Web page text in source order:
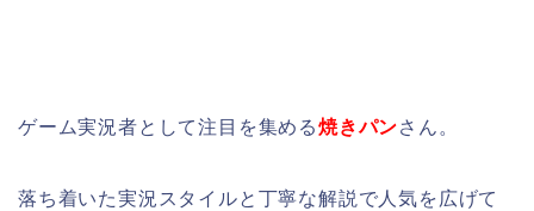
ゲーム実況者として注目を集める焼きパンさん。
落ち着いた実況スタイルと丁寧な解説で人気を広げて